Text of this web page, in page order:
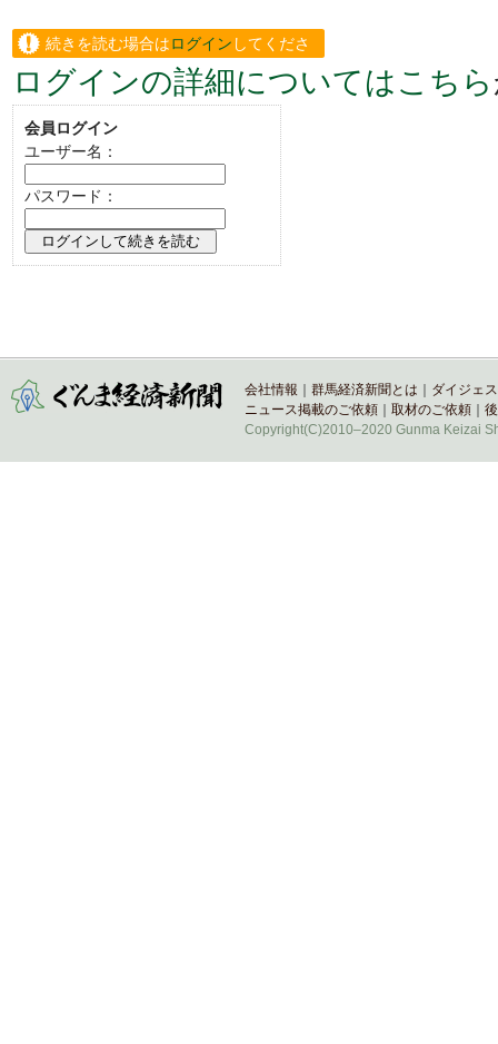
続きを読む場合はログイン してくださ
い。
ログインの詳細についてはこちら
会員ログイン
ユーザー名：
パスワード：
会社情報 群馬経済新聞とは
ダイジェ
ニュース掲載のご依頼
取材のご依頼
Copyright(C)2010–2020 Gunma Keizai